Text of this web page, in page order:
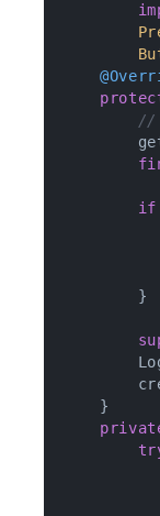
//
if
        }
    }